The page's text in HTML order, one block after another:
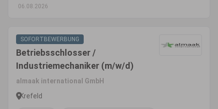
06.08.2026
SOFORTBEWERBUNG
Betriebsschlosser /
Industriemechaniker (m/w/d)
almaak international GmbH
Krefeld